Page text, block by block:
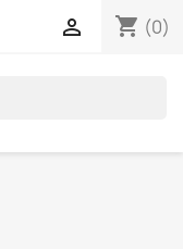
shopping_cart (0)
